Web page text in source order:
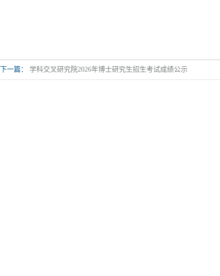
下一篇： 学科交叉研究院2026年博士研究生招生考试成绩公示